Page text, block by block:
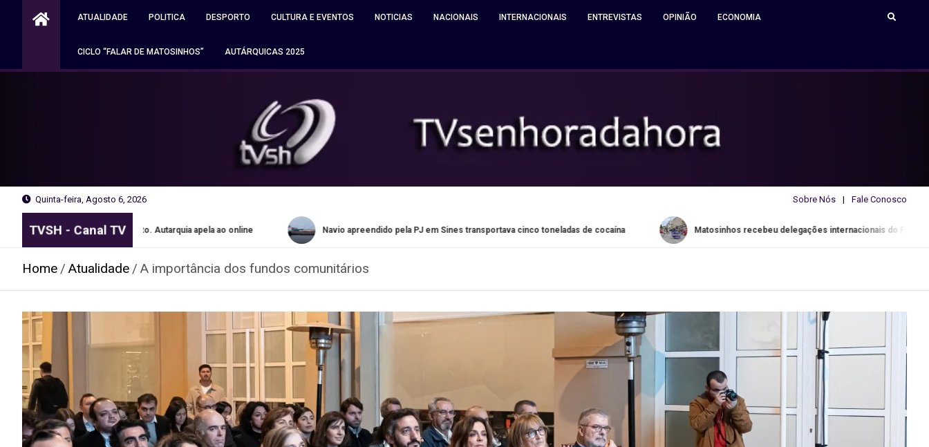
ATUALIDADE POLITICA DESPORTO CULTURA E EVENTOS NOTICIAS NACIONAIS INTERNACIONAIS ENTREVISTAS OPINIÃO ECONOMIA
CICLO “FALAR DE MATOSINHOS” AUTÁRQUICAS 2025
Quinta-feira, Agosto 6, 2026 Sobre Nós Fale Conosco
TVSH - Canal TV
grátis no Porto. Autarquia apela ao online Navio apreendido pela PJ em Sines transportava cinco toneladas de cocaína Matosinhos recebeu delegações internacionais do FESTARTE
Home Atualidade A importância dos fundos comunitários